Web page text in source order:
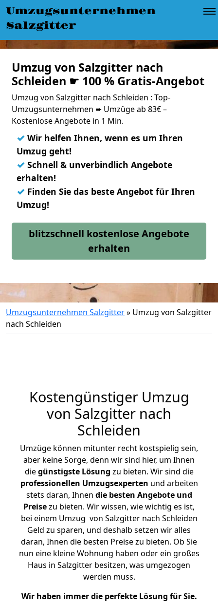
Umzugsunternehmen
Salzgitter
Umzug von Salzgitter nach
Schleiden ☛ 100 % Gratis-Angebot
Umzug von Salzgitter nach Schleiden : Top-
Umzugsunternehmen ➨ Umzüge ab 83€ –
Kostenlose Angebote in 1 Min.
✓ Wir helfen Ihnen, wenn es um Ihren
Umzug geht!
✓ Schnell & unverbindlich Angebote
erhalten!
✓ Finden Sie das beste Angebot für Ihren
Umzug!
blitzschnell kostenlose Angebote
erhalten
Umzugsunternehmen Salzgitter» Umzug von Salzgitter
nach Schleiden
Kostengünstiger Umzug
von Salzgitter nach
Schleiden
Umzüge können mitunter recht kostspielig sein,
aber keine Sorge, denn wir sind hier, um Ihnen
diegünstigste Lösung zu bieten. Wir sind die
professionellen Umzugsexperten und arbeiten
stets daran, Ihnen die besten Angebote und
Preisezu bieten. Wir wissen, wie wichtig es ist,
bei einem Umzug von Salzgitter nach Schleiden
Geld zu sparen, und deshalb setzen wir alles
daran, Ihnen die besten Preise zu bieten. Ob Sie
nun eine kleine Wohnung haben oder ein großes
Haus in Salzgitter besitzen, was umgezogen
werden muss.
Wir haben immer die perfekte Lösung für Sie.